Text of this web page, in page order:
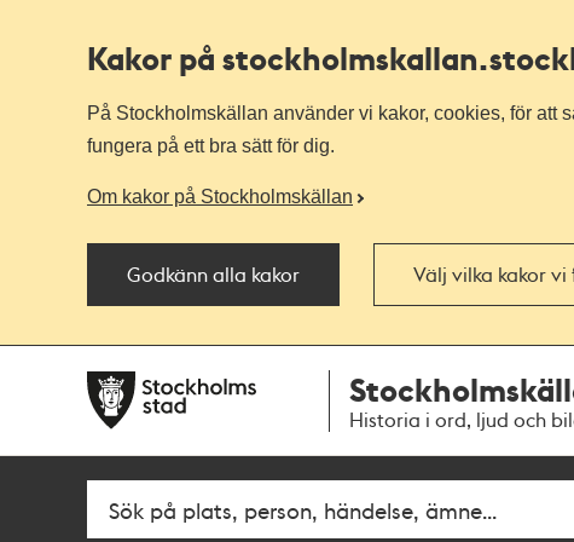
Kakor på stockholmskallan
På Stockholmskällan använder vi kakor, cookies, för att
fungera på ett bra sätt för dig.
Om kakor på Stockholmskällan
Godkänn alla kakor Välj vilka kakor
navigationen
huvudinnehållet
Historia i ord, ljud och
Fritextsök